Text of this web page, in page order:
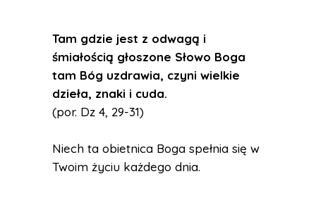
Tam gdzie jest z odwagą i
śmiałością głoszone Słowo Boga
tam Bóg uzdrawia, czyni wielkie
dzieła, znaki i cuda.
(por. Dz 4, 29-31)
Niech ta obietnica Boga spełnia się w
Twoim życiu każdego dnia.